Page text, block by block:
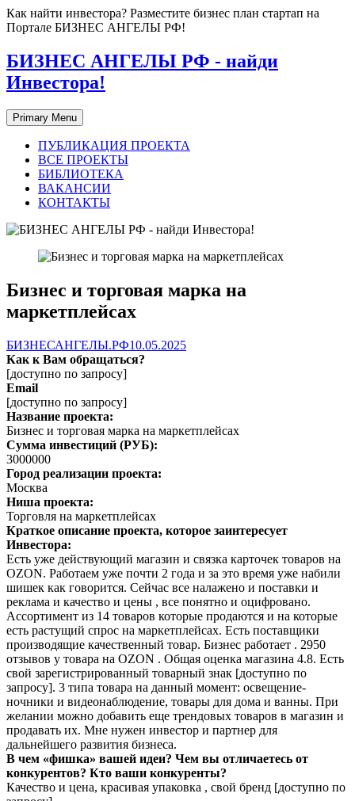
Skip
to
Как найти инвестора? Разместите бизнес план стартап на
Портале БИЗНЕС АНГЕЛЫ РФ!
БИЗНЕС АНГЕЛЫ РФ - найди
Инвестора!
Primary Menu
ПУБЛИКАЦИЯ ПРОЕКТА
ВСЕ ПРОЕКТЫ
БИБЛИОТЕКА
ВАКАНСИИ
КОНТАКТЫ
Бизнес и торговая марка на
маркетплейсах
БИЗНЕСАНГЕЛЫ.РФ10.05.2025
Как к Вам обращаться?
[доступно по запросу]
Email
[доступно по запросу]
Название проекта:
Бизнес и торговая марка на маркетплейсах
Сумма инвестиций (РУБ):
3000000
Город реализации проекта:
Москва
Ниша проекта:
Торговля на маркетплейсах
Краткое описание проекта, которое заинтересует
Инвестора:
Есть уже действующий магазин и связка карточек товаров на
OZON. Работаем уже почти 2 года и за это время уже набили
шишек как говорится. Сейчас все налажено и поставки и
реклама и качество и цены , все понятно и оцифровано.
Ассортимент из 14 товаров которые продаются и на которые
есть растущий спрос на маркетплейсах. Есть поставщики
производящие качественный товар. Бизнес работает . 2950
отзывов у товара на OZON . Общая оценка магазина 4.8. Есть
свой зарегистрированный товарный знак [доступно по
запросу]. 3 типа товара на данный момент: освещение-
ночники и видеонаблюдение, товары для дома и ванны. При
желании можно добавить еще трендовых товаров в магазин и
продавать их. Мне нужен инвестор и партнер для
дальнейшего развития бизнеса.
В чем «фишка» вашей идеи? Чем вы отличаетесь от
конкурентов? Кто ваши конкуренты?
Качество и цена, красивая упаковка , свой бренд [доступно по